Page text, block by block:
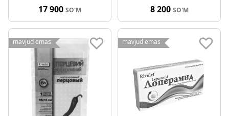
17 900 SO'M 8 200 SO'M
mavjud emas mavjud emas